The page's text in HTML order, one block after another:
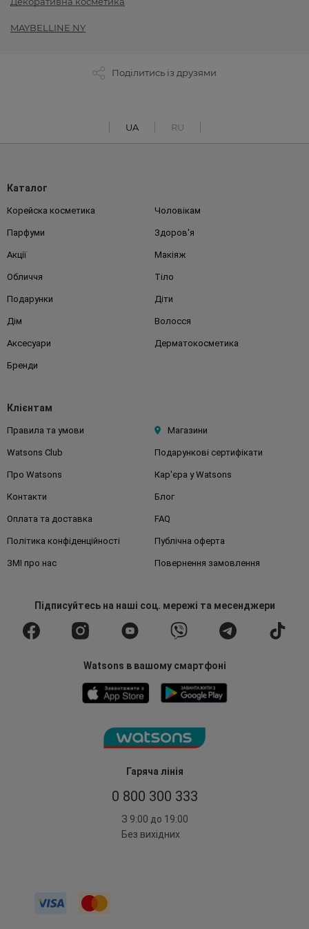
MAYBELLINE NY
Поділитись із друзями
UA RU
Гаряча лінія
0 800 300 333
З 9:00 до 19:00
Без вихідних
Каталог
Корейска косметика Чоловікам
Парфуми Здоров'я
Акції Макіяж
Обличчя Тіло
Подарунки Діти
Дім Волосся
Аксесуари Дерматокосметика
Бренди
Клієнтам
Правила та умови Магазини
Watsons Club Подарункові сертифікати
Про Watsons Кар'єра у Watsons
Контакти Блог
Оплата та доставка FAQ
Політика конфіденційності Публічна оферта
ЗМІ про нас Повернення замовлення
Підписуйтесьна наші соц. мережі та месенджери
Watsons в вашому смартфоні